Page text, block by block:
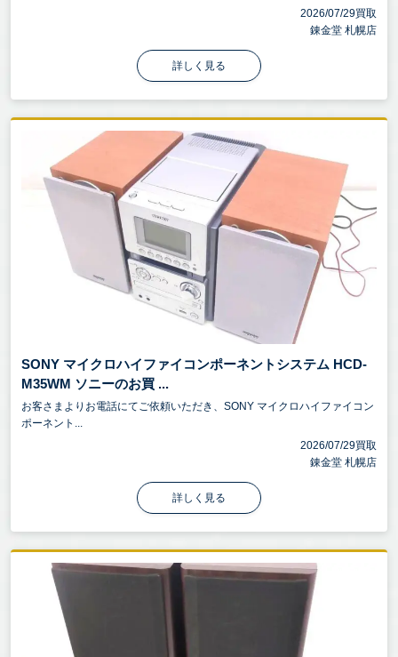
2026/07/29買取
錬金堂 札幌店
詳しく見る
SONY マイクロハイファイコンポーネントシステム HCD-
M35WM ソニーのお買 ...
お客さまよりお電話にてご依頼いただき、SONY マイクロハイファイコン
ポーネント...
2026/07/29買取
錬金堂 札幌店
詳しく見る